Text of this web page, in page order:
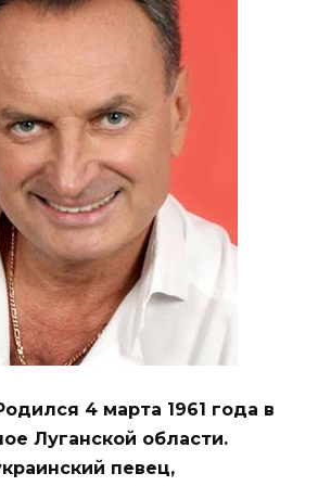
4 марта 1961 года в
Луганской области.
певец,